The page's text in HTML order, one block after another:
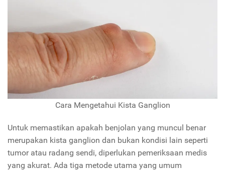
Cara Mengetahui Kista Ganglion
Untuk memastikan apakah benjolan yang muncul benar
merupakan kista ganglion dan bukan kondisi lain seperti
tumor atau radang sendi, diperlukan pemeriksaan medis
yang akurat. Ada tiga metode utama yang umum